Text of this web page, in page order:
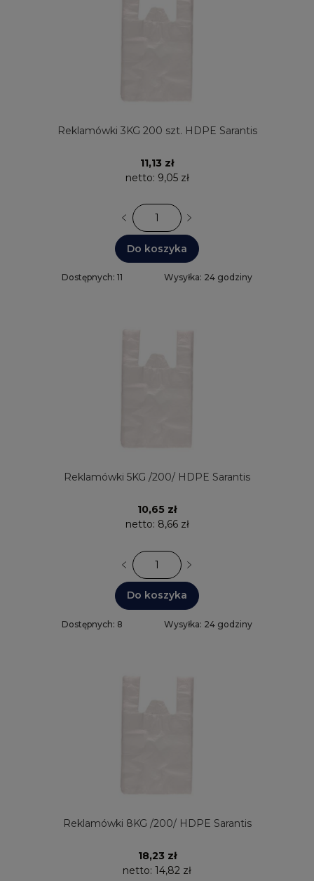
Reklamówki 3KG 200 szt. HDPE Sarantis
11,13 zł
netto: 9,05 zł
Do koszyka
Dostępnych: 11 Wysyłka: 24 godziny
Reklamówki 5KG /200/ HDPE Sarantis
10,65 zł
netto: 8,66 zł
Do koszyka
Dostępnych: 8 Wysyłka: 24 godziny
Reklamówki 8KG /200/ HDPE Sarantis
18,23 zł
netto: 14,82 zł